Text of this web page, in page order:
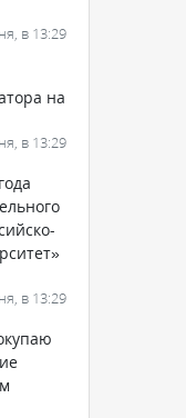
в 13:29
на
в 13:29
в 13:29